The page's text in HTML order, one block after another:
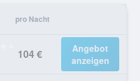
pro Nacht
104 €
Angebot
anzeigen